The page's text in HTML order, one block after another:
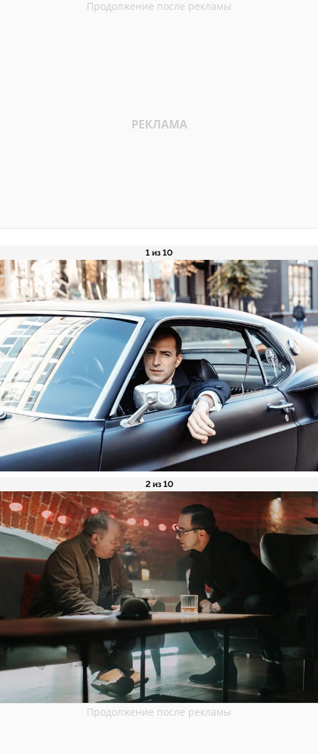
1 из 10
2 из 10